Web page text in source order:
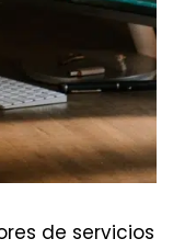
de servicios